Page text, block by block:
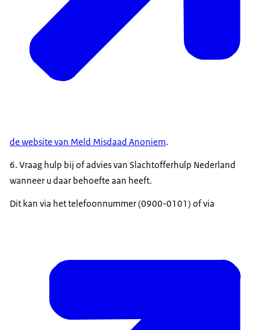
de website van Meld Misdaad Anoniem.
6. Vraag hulp bij of advies van Slachtofferhulp Nederland
wanneer u daar behoefte aan heeft.
Dit kan via het telefoonnummer (0900-0101) of via